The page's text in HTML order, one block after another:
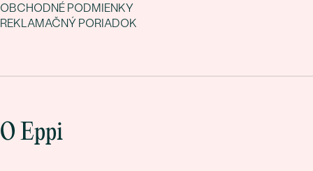
OBCHODNÉ PODMIENKY
REKLAMAČNÝ PORIADOK
O Eppi